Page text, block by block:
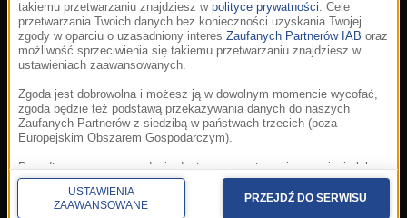
Korzystanie z portalu oznacza akceptację
Prywatność.Aplikacje.© 2026 Radio Muzyka
Fakty Grupa RMF sp. z o.o. sp. k.
takiemu przetwarzaniu znajdziesz w polityce prywatności. Cele
przetwarzania Twoich danych bez konieczności uzyskania Twojej
zgody w oparciu o uzasadniony interes Zaufanych Partnerów IAB oraz
możliwość sprzeciwienia się takiemu przetwarzaniu znajdziesz w
ustawieniach zaawansowanych.
Zgoda jest dobrowolna i możesz ją w dowolnym momencie wycofać,
zgoda będzie też podstawą przekazywania danych do naszych
Zaufanych Partnerów z siedzibą w państwach trzecich (poza
Europejskim Obszarem Gospodarczym).
Ponadto masz prawo żądania dostępu, sprostowania, usunięcia lub
ograniczenia przetwarzania danych, a także złożenia skargi do
Prezesa Urzędu Ochrony Danych Osobowych. W polityce prywatności
znajdziesz informacje jak wykonać swoje prawa. Szczegółowe
USTAWIENIA
ZAAWANSOWANE
PRZEJDŹ DO SERWISU